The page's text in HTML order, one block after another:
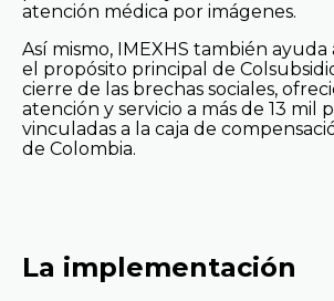
atención médica por imágenes.
Así mismo, IMEXHS también
el propósito principal de
cierre de las brechas sociales,
atención y servicio a más de 13 mil
vinculadas a la caja de
de Colombia.
La implementación